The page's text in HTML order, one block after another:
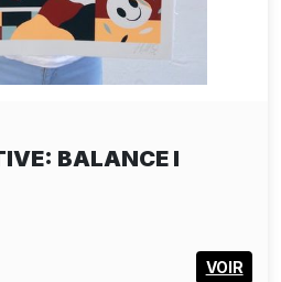
BALANCE I
VOIR